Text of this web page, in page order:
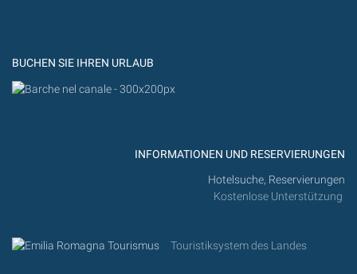
BUCHEN SIE IHREN URLAUB
INFORMATIONEN UND RESERVIERUNGEN
Hotelsuche, Reservierungen
Kostenlose Unterstützung
Touristiksystem des Landes